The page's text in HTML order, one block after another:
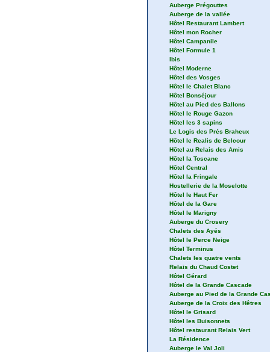
Auberge Prégouttes
Auberge de la vallée
Hôtel Restaurant Lambert
Hôtel mon Rocher
Hôtel Campanile
Hôtel Formule 1
Ibis
Hôtel Moderne
Hôtel des Vosges
Hôtel le Chalet Blanc
Hôtel Bonséjour
Hôtel au Pied des Ballons
Hôtel le Rouge Gazon
Hôtel les 3 sapins
Le Logis des Prés Braheux
Hôtel le Realis de Belcour
Hôtel au Relais des Amis
Hôtel la Toscane
Hôtel Central
Hôtel la Fringale
Hostellerie de la Moselotte
Hôtel le Haut Fer
Hôtel de la Gare
Hôtel le Marigny
Auberge du Crosery
Chalets des Ayés
Hôtel le Perce Neige
Hôtel Terminus
Chalets les quatre vents
Relais du Chaud Costet
Hôtel Gérard
Hôtel de la Grande Cascade
Auberge au Pied de la Grande
Auberge de la Croix des Hêtres
Hôtel le Grisard
Hôtel les Buisonnets
Hôtel restaurant Relais Vert
La Résidence
Auberge le Val Joli